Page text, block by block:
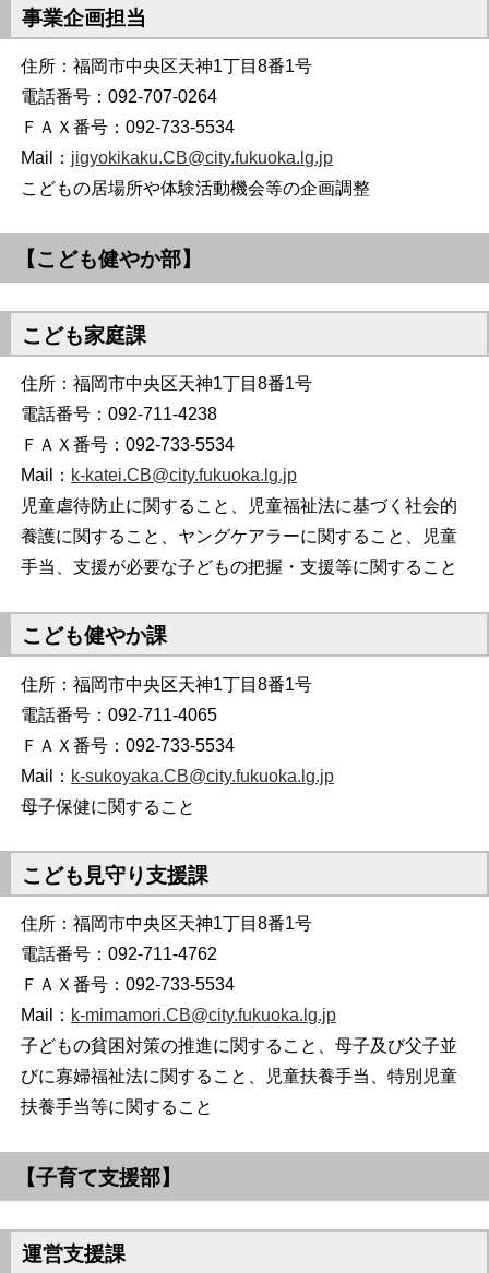
事業企画担当
住所：福岡市中央区天神1丁目8番1号
電話番号：092-707-0264
ＦＡＸ番号：092-733-5534
Mail： jigyokikaku.CB@city.fukuoka.lg.jp
こどもの居場所や体験活動機会等の企画調整
【こども健やか部】
こども家庭課
住所：福岡市中央区天神1丁目8番1号
電話番号：092-711-4238
ＦＡＸ番号：092-733-5534
Mail： k-katei.CB@city.fukuoka.lg.jp
児童虐待防止に関すること、児童福祉法に基づく社会的
養護に関すること、ヤングケアラーに関すること、児童
手当、支援が必要な子どもの把握・支援等に関すること
こども健やか課
住所：福岡市中央区天神1丁目8番1号
電話番号：092-711-4065
ＦＡＸ番号：092-733-5534
Mail： k-sukoyaka.CB@city.fukuoka.lg.jp
母子保健に関すること
こども見守り支援課
住所：福岡市中央区天神1丁目8番1号
電話番号：092-711-4762
ＦＡＸ番号：092-733-5534
Mail： k-mimamori.CB@city.fukuoka.lg.jp
子どもの貧困対策の推進に関すること、母子及び父子並
びに寡婦福祉法に関すること、児童扶養手当、特別児童
扶養手当等に関すること
【子育て支援部】
運営支援課